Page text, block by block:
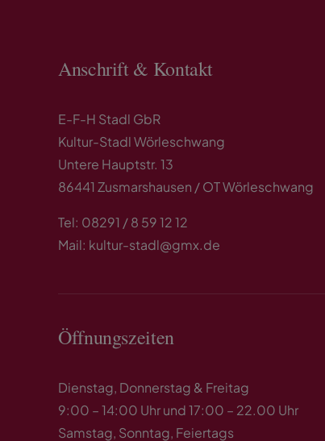
Anschrift & Kontakt
E-F-H Stadl GbR
Kultur-Stadl Wörleschwang
Untere Hauptstr. 13
86441 Zusmarshausen / OT Wörleschwang
Tel: 08291 / 8 59 12 12
Mail: kultur-stadl@gmx.de
Öffnungszeiten
Dienstag, Donnerstag & Freitag
9:00 – 14:00 Uhr und 17:00 – 22.00 Uhr
Samstag, Sonntag, Feiertags